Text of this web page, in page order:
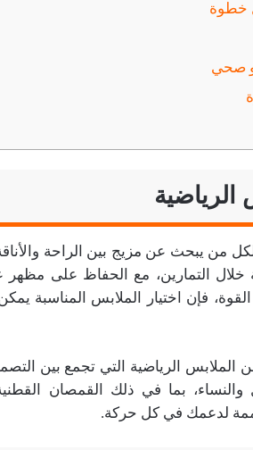
خطوة
صحي
الرياضية
لكل من يبحث عن مزيج بين الراحة
خلال التمارين، مع الحفاظ على
فإن اختيار الملابس المناسبة
الرياضية التي تجمع بين
والنساء، بما في ذلك القمصان
لدعمك في كل حركة.